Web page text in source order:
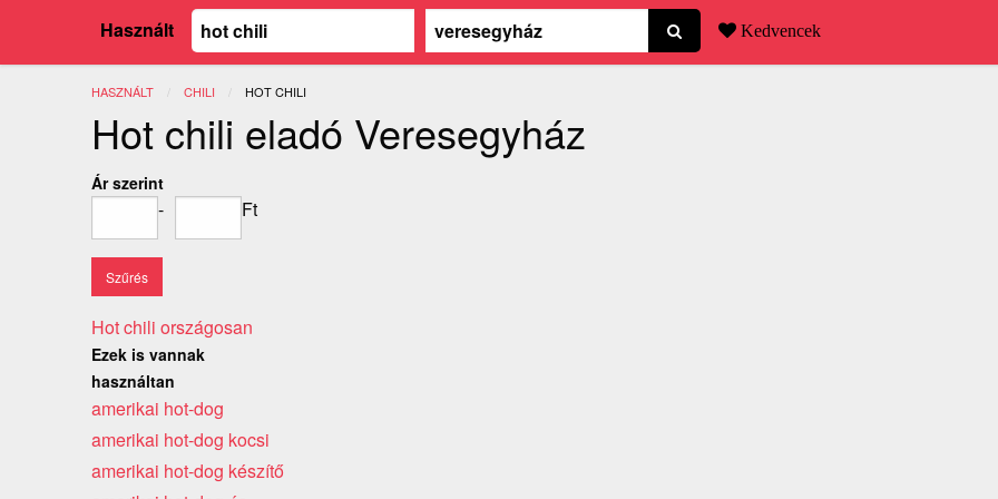
Használt Kedvencek
HASZNÁLT CHILI JELENLEGI:
HOT CHILI
Hot chili eladó Veresegyház
Ár szerint
- Ft
Hot chili országosan
Ezek is vannak
használtan
amerikai hot-dog
amerikai hot-dog kocsi
amerikai hot-dog készítő